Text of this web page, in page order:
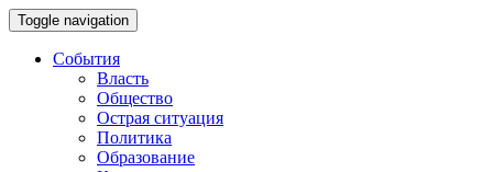
Toggle navigation
События
Власть
Общество
Острая ситуация
Политика
Образование